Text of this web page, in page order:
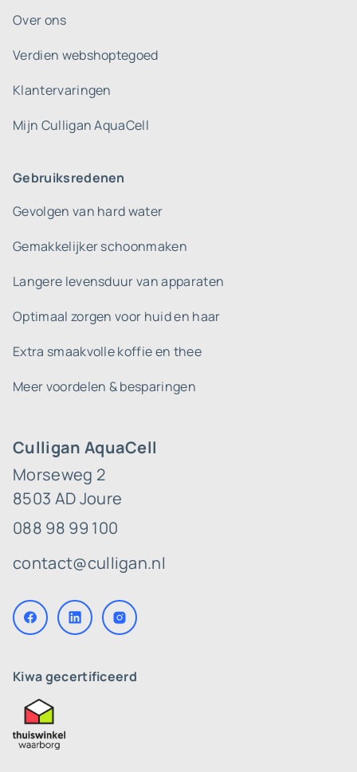
Culligan AquaCell
Morseweg 2
8503 AD Joure
088 98 99 100
contact@culligan.nl
Kiwa gecertificeerd
Over ons
Verdien webshoptegoed
Klantervaringen
Mijn Culligan AquaCell
Gebruiksredenen
Gevolgen van hard water
Gemakkelijker schoonmaken
Langere levensduur van apparaten
Optimaal zorgen voor huid en haar
Extra smaakvolle koffie en thee
Meer voordelen & besparingen